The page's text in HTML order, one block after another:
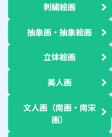
刺繍絵画
抽象画・抽象絵画
立体絵画
美人画
文人画（南画・南宋
画）